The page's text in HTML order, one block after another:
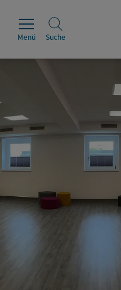
Rathaus
Erleben
Leben & Wohnen
Wirtschaft & Handel
Menü Suche